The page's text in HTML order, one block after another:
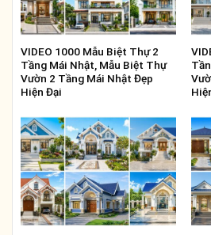
VIDEO 1000 Mẫu Biệt Thự 2
Tầng Mái Nhật, Mẫu Biệt Thự
Vườn 2 Tầng Mái Nhật Đẹp
Hiện Đại